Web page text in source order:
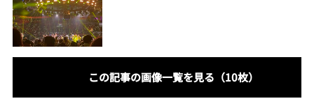
この記事の画像一覧を見る（10枚）